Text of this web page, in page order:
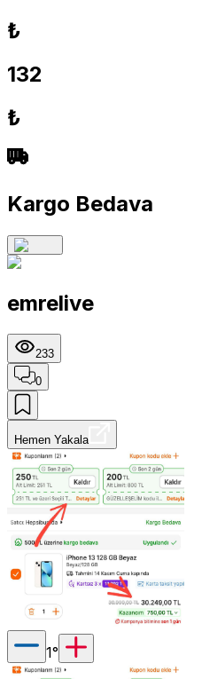
₺
132
₺
Kargo Bedava
emrelive
233
0
Hemen Yakala
1°